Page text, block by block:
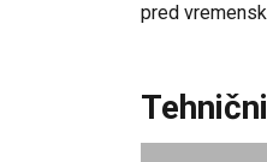
pred